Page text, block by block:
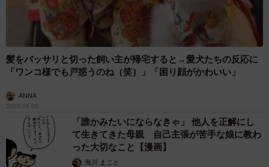
髪をバッサリと切った飼い主が帰宅すると→愛犬たちの反応に
「ワンコ様でも戸惑うのね（笑）」「困り顔がかわいい」
ANNA
2026.08.06
「誰かみたいにならなきゃ」 他人を正解にし
て生きてきた母親 自己主張が苦手な娘に教わ
った大切なこと【漫画】
海川 まこと